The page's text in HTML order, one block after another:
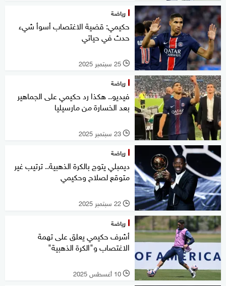
رياضة
حكيمي: قضية الاغتصاب أسوأ شيء
حدث في حياتي
l 25 سبتمبر 2025
رياضة
فيديو.. هكذا رد حكيمي على الجماهير
بعد الخسارة من مارسيليا
l 23 سبتمبر 2025
رياضة
ديمبلي يتوج بالكرة الذهبية.. ترتيب غير
متوقع لصلاح وحكيمي
l 22 سبتمبر 2025
رياضة
أشرف حكيمي يعلق على تهمة
الاغتصاب و"الكرة الذهبية"
l 10 أغسطس 2025